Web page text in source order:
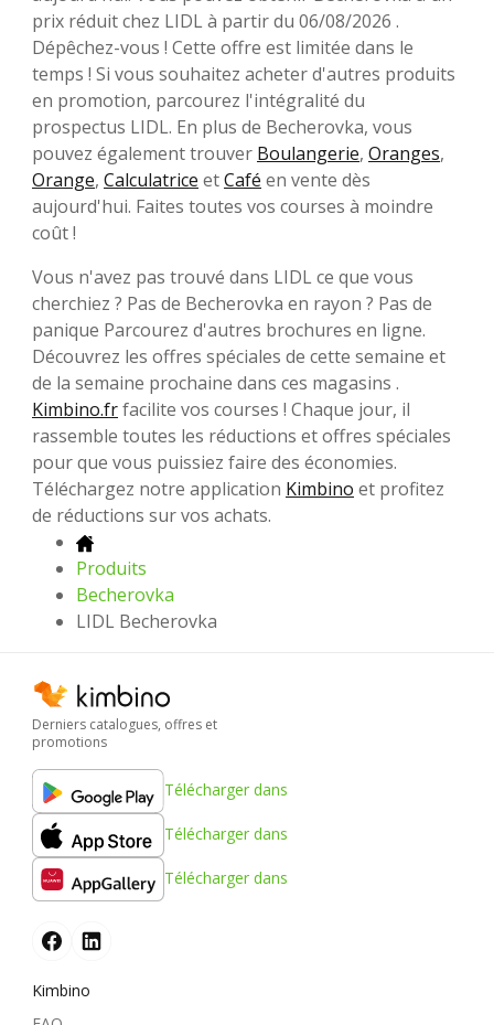
prix réduit chez LIDL à partir du 06/08/2026 .
Dépêchez-vous ! Cette offre est limitée dans le
temps ! Si vous souhaitez acheter d'autres produits
en promotion, parcourez l'intégralité du
prospectus LIDL. En plus de Becherovka, vous
pouvez également trouver Boulangerie, Oranges,
Orange, Calculatrice etCafé en vente dès
aujourd'hui. Faites toutes vos courses à moindre
coût !
Vous n'avez pas trouvé dans LIDL ce que vous
cherchiez ? Pas de Becherovka en rayon ? Pas de
panique Parcourez d'autres brochures en ligne.
Découvrez les offres spéciales de cette semaine et
de la semaine prochaine dans ces magasins .
Kimbino.frfacilite vos courses ! Chaque jour, il
rassemble toutes les réductions et offres spéciales
pour que vous puissiez faire des économies.
Téléchargez notre application Kimbino et profitez
de réductions sur vos achats.
Produits
Becherovka
LIDL Becherovka
Derniers catalogues, offres et
promotions
Télécharger dans
Télécharger dans
Télécharger dans
Kimbino